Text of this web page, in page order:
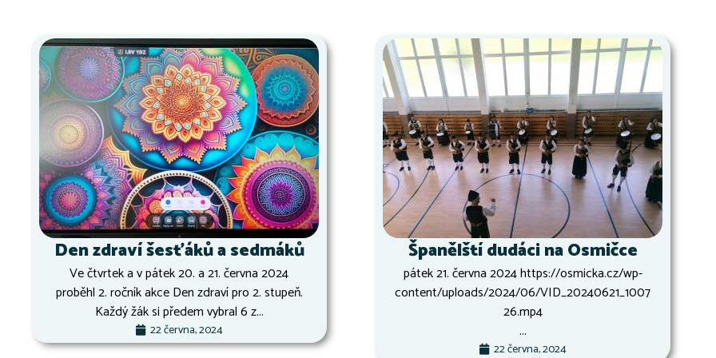
Den zdraví šesťáků a sedmáků
Ve čtvrtek a v pátek 20. a 21. června 2024
proběhl 2. ročník akce Den zdraví pro 2. stupeň.
Každý žák si předem vybral 6 z...
22 června, 2024
Španělští dudáci na Osmičce
pátek 21. června 2024 https://osmicka.cz/wp-
content/uploads/2024/06/VID_20240621_1007
26.mp4
...
22 června, 2024